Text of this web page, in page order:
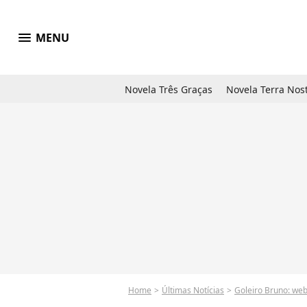
menu MENU
Novela Três Graças Novela Terra
Home Últimas Notícias Goleiro Bruno: